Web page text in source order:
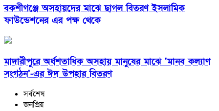
বকশীগঞ্জে অসহায়দের মাঝে ছাগল বিতরণ ইসলামিক
ফাউন্ডেশনের এর পক্ষ থেকে
মাদারীপুরে অর্ধশতাধিক অসহায় মানুষের মাঝে ‘মানব কল্যাণ
সংগঠন’-এর ঈদ উপহার বিতরণ
সর্বশেষ
জনপ্রিয়